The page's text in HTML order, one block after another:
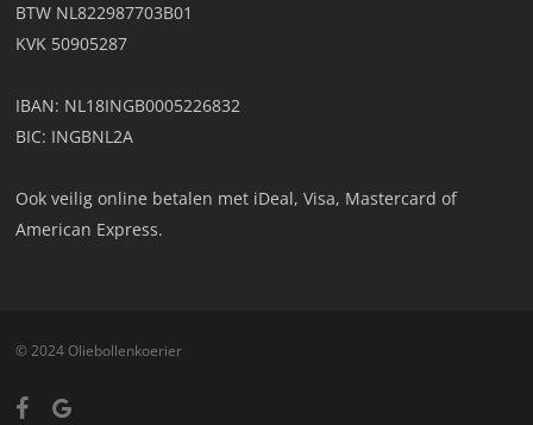
BTW NL822987703B01
KVK 50905287
IBAN: NL18INGB0005226832
BIC: INGBNL2A
Ook veilig online betalen met iDeal, Visa, Mastercard of
American Express.
© 2024 Oliebollenkoerier
facebookgoogle-